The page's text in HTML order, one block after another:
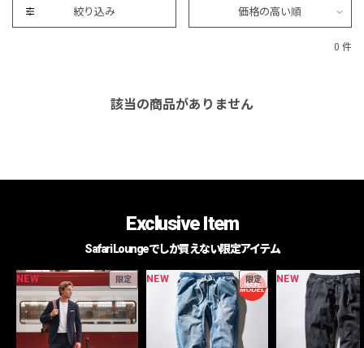
絞り込み 価格の高い順
0 件
該当の商品がありません
Exclusive Item
Safari Loungeでしか買えない限定アイテム
NEW 限定 NEW 限定 NEW